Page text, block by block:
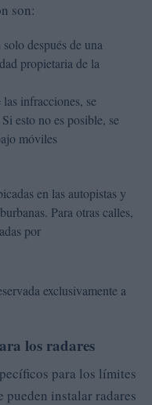
son:
después de una
propietaria de la
infracciones, se
esto no es posible, se
móviles
en las autopistas y
Para otras calles,
por
exclusivamente a
los radares
para los límites
pueden instalar radares